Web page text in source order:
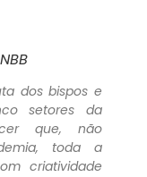
dos bispos e
setores da
que, não
toda a
criatividade